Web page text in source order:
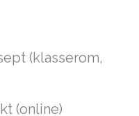
(klasserom,
(online)